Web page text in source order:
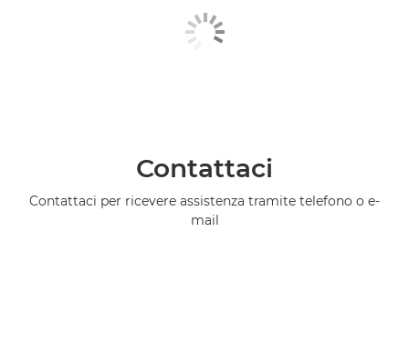
Contattaci
Contattaci per ricevere assistenza tramite telefono o e-
mail